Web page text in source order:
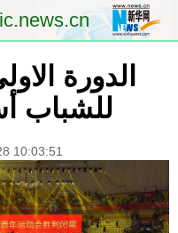
الصفحة الأولى
العالم
الصين والعالم العربي
الثقافة والتعليم
الدورة
للشباب
10:03:51